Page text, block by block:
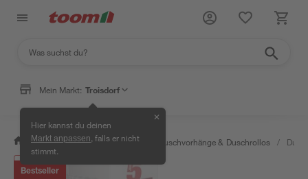
Mein Markt: Troisdorf
Hier kannst du deinen
Markt anpassen , falls er nicht
stimmt.
✕
/ Bad & Sanitär / Duschen Duschvorhänge & Duschrollos /
Bestseller